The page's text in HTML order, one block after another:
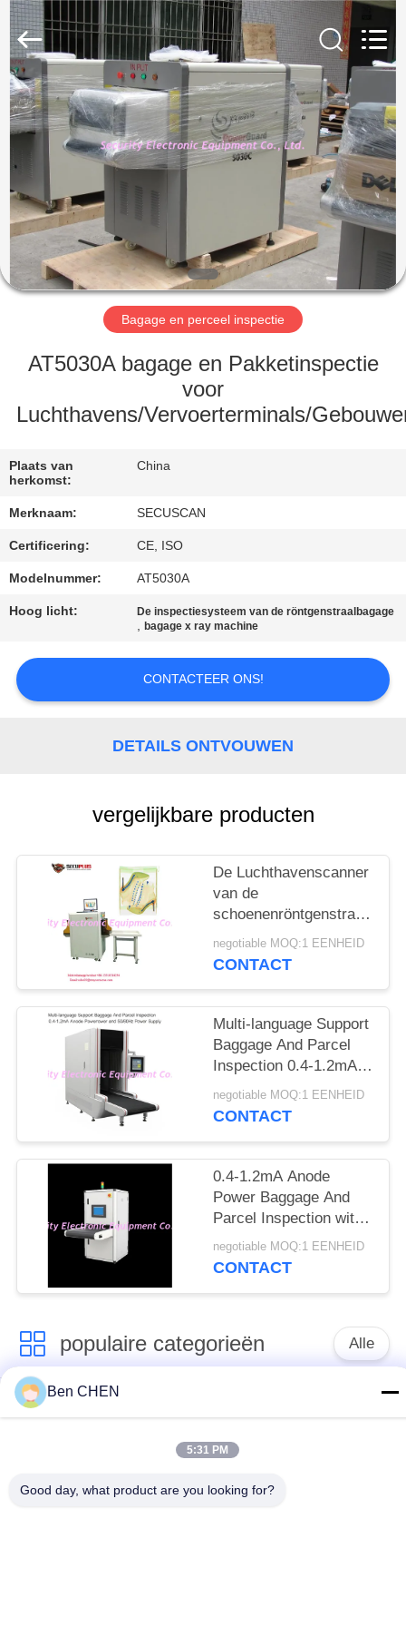
HUIS
PRODUCTEN
ONGEVEER
ONS
FABRIEKSREIS
KWALITEITSCONTROLE
CONTACTEER
VERZOEK
OM EEN
CITAAT
SITEMAP
SECURITY
ELECTRONIC
EQUIPMENT
CO.,
LIMITED.
Rights
Reserved.
Bagage en perceel inspectie
AT5030A bagage en Pakketinspectie
voor
Luchthavens/Vervoerterminals/
Plaats van
herkomst:
China
Merknaam: SECUSCAN
Certificering: CE, ISO
Modelnummer: AT5030A
Hoog licht: De inspectiesysteem van de röntgenstraalbagage
,bagage x ray machine
CONTACTEER ONS!
DETAILS ONTVOUWEN
vergelijkbare producten
De Luchthavenscanner
van de
schoenenröntgenstraal,
het Materiaal van het
Veiligheidsaftasten aan
negotiable MOQ:1 EENHEID
CONTACT
Multi-language Support
Baggage And Parcel
Inspection 0.4-1.2mA
Anode Power and
50/60Hz Power Supply
negotiable MOQ:1 EENHEID
CONTACT
0.4-1.2mA Anode
Power Baggage And
Parcel Inspection with
Multi-language
Software Interface and
negotiable MOQ:1 EENHEID
CONTACT
populaire categorieën Alle
X Ray Bagage
door metaal Detector
surveillancesysteem
Ben CHEN
5:31 PM
Good day, what product are you looking for?